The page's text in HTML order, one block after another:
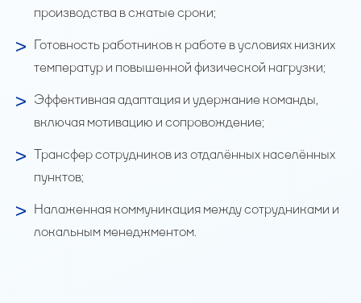
производства в сжатые сроки;
Готовность работников к работе в условиях низких
температур и повышенной физической нагрузки;
Эффективная адаптация и удержание команды,
включая мотивацию и сопровождение;
Трансфер сотрудников из отдалённых населённых
пунктов;
Налаженная коммуникация между сотрудниками и
локальным менеджментом.